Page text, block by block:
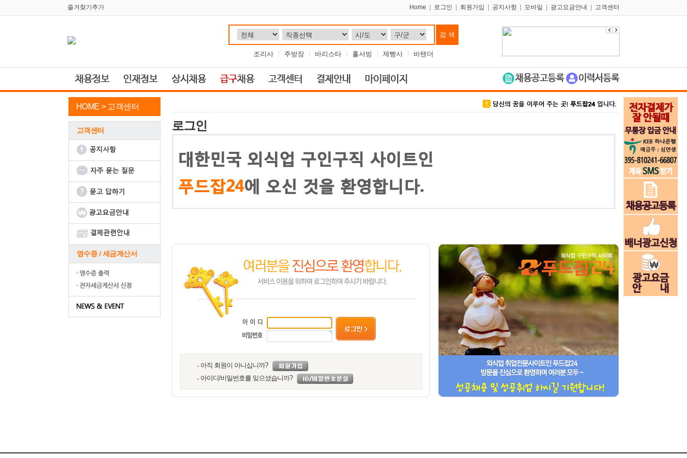
즐겨찾기추가 Home 로그인 회원가입 공지사항 모바일 광고요금안내 고객센터
조리사 주방장 바리스타 홀서빙 제빵사 바텐더
HOME > 고객센터
고객센터
영수증 / 세금계산서
로그인
아직 회원이 아니십니까?
아이디/비밀번호를 잊으셨습니까?